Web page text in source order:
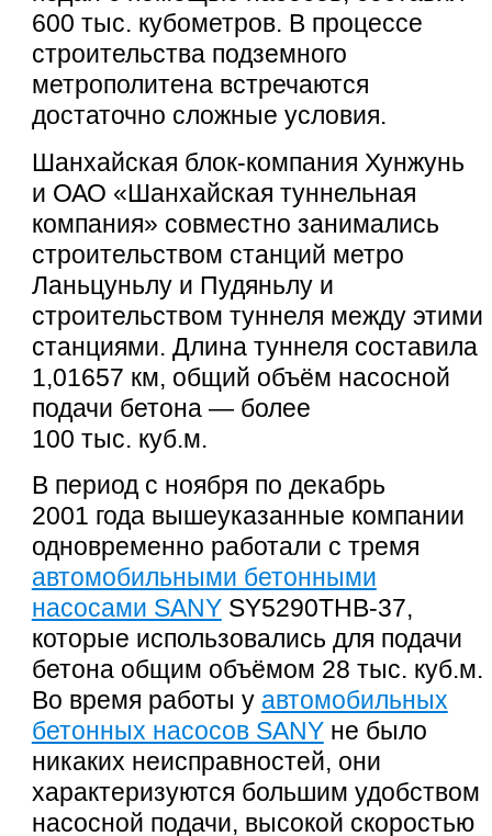
600 тыс. кубометров. В процессе
строительства подземного
метрополитена встречаются
достаточно сложные условия.
Шанхайская блок-компания Хунжунь
и ОАО «Шанхайская туннельная
компания» совместно занимались
строительством станций метро
Ланьцуньлу и Пудяньлу и
строительством туннеля между этими
станциями. Длина туннеля составила
1,01657 км, общий объём насосной
подачи бетона — более
100 тыс. куб.м.
В период с ноября по декабрь
2001 года вышеуказанные компании
одновременно работали с тремя
автомобильными бетонными
насосами SANYSY5290THB-37,
которые использовались для подачи
бетона общим объёмом 28 тыс. куб.м.
Во время работы у автомобильных
бетонных насосов SANYне было
никаких неисправностей, они
характеризуются большим удобством
насосной подачи, высокой скоростью